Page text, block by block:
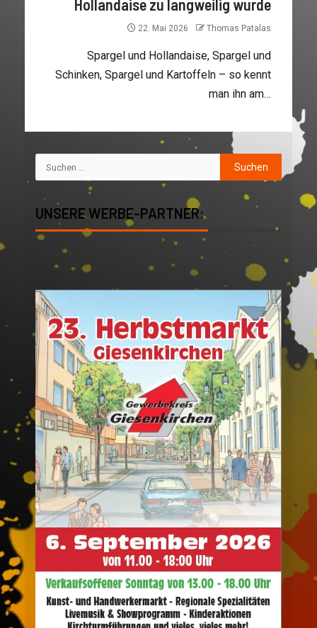
Hollandaise zu langweilig wurde
22. Mai 2026 Thomas Patalas
Spargel und Hollandaise, Spargel und
Schinken, Spargel und Kartoffeln – so kennt
man ihn am…
UNSERE WERBE-PARTNER: